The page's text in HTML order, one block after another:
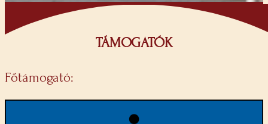
TÁMOGATÓK
Főtámogató: